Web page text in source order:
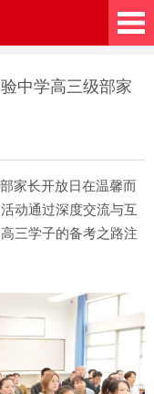
中学高三级部家
家长开放日在温馨而
动通过深度交流与互
三学子的备考之路注